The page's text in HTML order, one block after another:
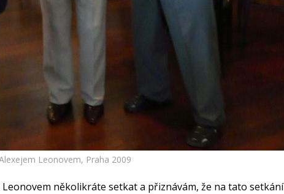
Leonovem, Praha 2009
Leonovem několikráte setkat a přiznávám, že na tato setkání